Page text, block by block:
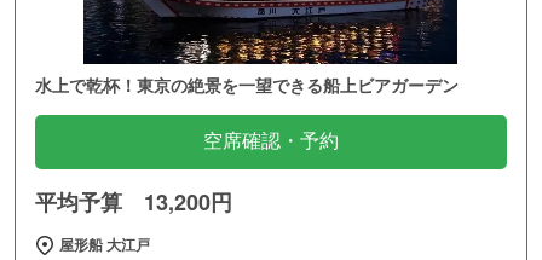
水上で乾杯！東京の絶景を一望できる船上ビアガーデン
空席確認・予約
平均予算 13,200円
屋形船 大江戸